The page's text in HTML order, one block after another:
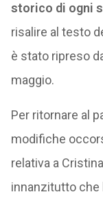
storico di ogni
risalire al testo
è stato ripreso
maggio.
Per ritornare al
modifiche
relativa a
innanzitutto che